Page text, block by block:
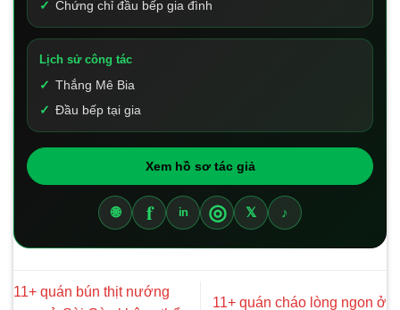
Chứng chỉ đầu bếp gia đình
Lịch sử công tác
Thắng Mê Bia
Đầu bếp tại gia
Xem hồ sơ tác giả
🌐 f in ◎ 𝕏 ♪
11+ quán bún thịt nướng
11+ quán cháo lòng ngon ở